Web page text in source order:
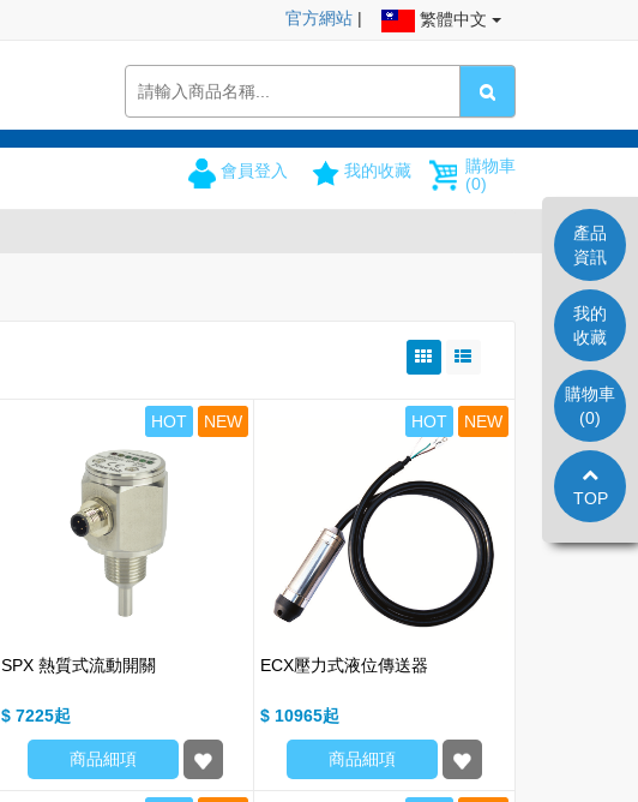
官方網站 | 繁體中文
購物車
(0)
我的收藏
會員登入
HOT NEW
SPX 熱質式流動開關
$ 7225
商品細項
HOT NEW
ECX壓力式液位傳送器
$ 10965
商品細項
產品
資訊
我的
收藏
購物車
(0)
TOP